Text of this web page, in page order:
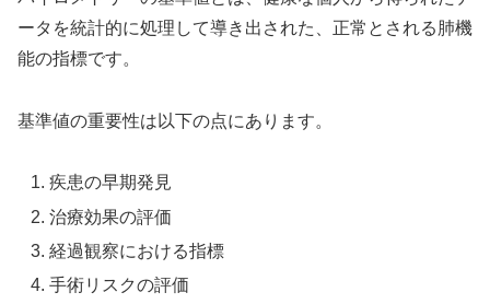
ータを統計的に処理して導き出された、正常とされる肺機
能の指標です。
基準値の重要性は以下の点にあります。
疾患の早期発見
治療効果の評価
経過観察における指標
手術リスクの評価